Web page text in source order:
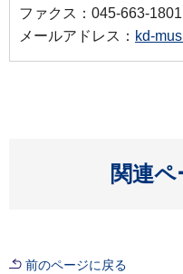
ファクス：045-663-1801
メールアドレス： kd-
関連
前のページに戻る